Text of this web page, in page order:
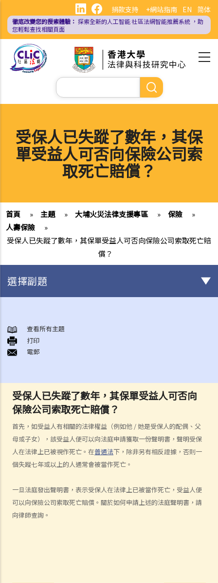
內
EN 简体
捐款支持 +網站指南
徹底改變您的搜索體驗： 探索全新的人工智能社區法網智能推薦系統 ，助
您輕鬆查找相關頁面
Search
受保人已失蹤了數年，其保
單受益人可否向保險公司索
取死亡賠償？
首頁 » 主題 » 大埔火災法律支援專區 » 保險
»
人壽保險
»
受保人已失蹤了數年，其保單受益人可否向保險公司索取死亡賠
償？
受保人已失蹤了數年，其保單受益人可否向
保險公司索取死亡賠償？
首先，如受益人有相關的法律權益（例如他 / 她是受保人的配偶、父
母或子女），該受益人便可以向法庭申請獲取一份聲明書，聲明受保
人在法律上已被視作死亡。在普通法下，除非另有相反證據，否則一
個失蹤七年或以上的人通常會被當作死亡。
一旦法庭發出聲明書，表示受保人在法律上已被當作死亡，受益人便
可以向保險公司索取死亡賠償。關於如何申請上述的法庭聲明書，請
向律師查詢。
選擇副題
A. 火葬
B. 骨灰安置所（靈灰安置所）
C. 土葬
E. 骨灰撒海
F. 遺體／骨殖／骨灰出入香港
人身傷亡
傷者本人
何謂「人身傷害」？
我受傷後，何時可提出申索？
如何就人身傷害提出申索？
1. 申索信（原告人）及建設性的答覆（被告人）
2. 傳訊令狀
查看所有主題
打印
電郵